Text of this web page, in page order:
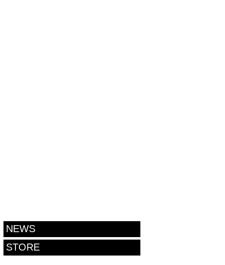
NEWS
STORE